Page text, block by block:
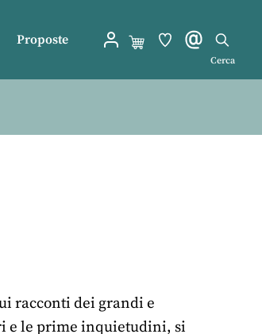
Proposte
Cerca
racconti dei grandi e
e le prime inquietudini, si